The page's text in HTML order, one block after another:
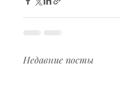
Недавние посты